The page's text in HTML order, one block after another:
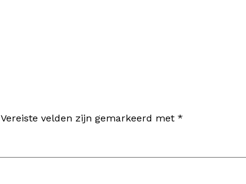
Vereiste velden zijn gemarkeerd met *